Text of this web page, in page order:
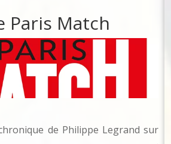
Paris Match
de Philippe Legrand sur